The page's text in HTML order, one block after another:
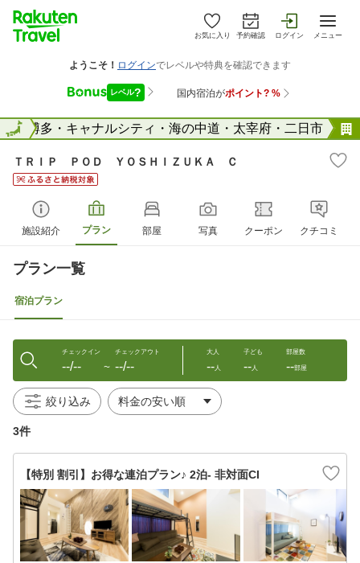
お気に入り 予約確認 ログイン メニュー
博多・キャナルシティ・海の中道・太宰府・二日市
全国
ＴＲＩＰ ＰＯＤ ＹＯＳＨＩＺＵＫＡ Ｃ
施設紹介 プラン 部屋 写真 クーポン クチコミ
プラン一覧
宿泊プラン
チェックイン
--/-- 〜
チェックアウト
--/--
大人
--人
子ども
--人
部屋数
--部屋
絞り込み
3件
【特別 割引】お得な連泊プラン♪ 2泊- 非対面CI